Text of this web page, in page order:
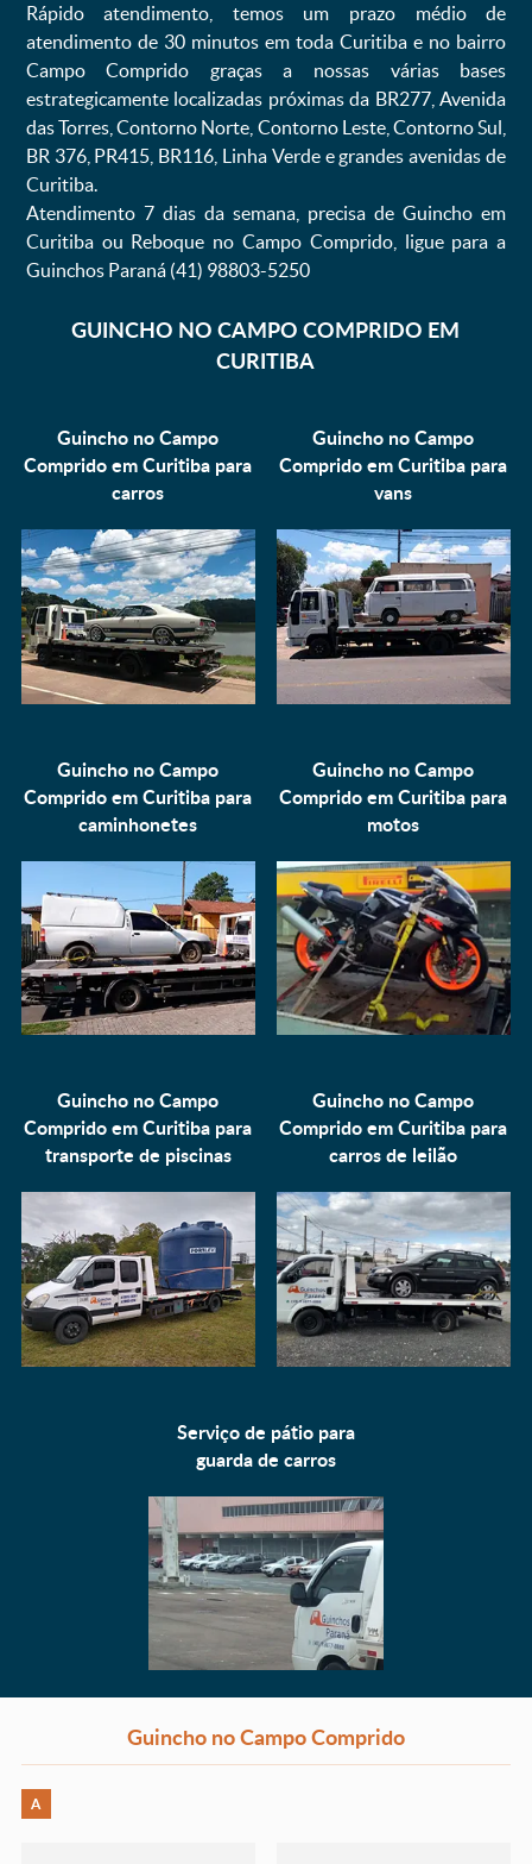
Rápido atendimento, temos um prazo médio de
atendimento de 30 minutos em toda Curitiba e no bairro
Campo Comprido graças a nossas várias bases
estrategicamente localizadas próximas da BR277, Avenida
das Torres, Contorno Norte, Contorno Leste, Contorno Sul,
BR 376, PR415, BR116, Linha Verde e grandes avenidas de
Curitiba.
Atendimento 7 dias da semana, precisa de Guincho em
Curitiba ou Reboque no Campo Comprido, ligue para a
Guinchos Paraná (41) 98803-5250
GUINCHO NO CAMPO COMPRIDO EM
CURITIBA
Guincho no Campo
Comprido em Curitiba para
carros
Guincho no Campo
Comprido em Curitiba para
vans
Guincho no Campo
Comprido em Curitiba para
caminhonetes
Guincho no Campo
Comprido em Curitiba para
motos
Guincho no Campo
Comprido em Curitiba para
transporte de piscinas
Guincho no Campo
Comprido em Curitiba para
carros de leilão
Serviço de pátio para
guarda de carros
Guincho no Campo Comprido
A